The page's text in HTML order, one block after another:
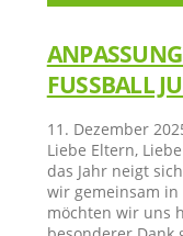
FUSSBALL
11. Dezember
Liebe Eltern,
das Jahr neigt
wir gemeinsam
möchten wir uns